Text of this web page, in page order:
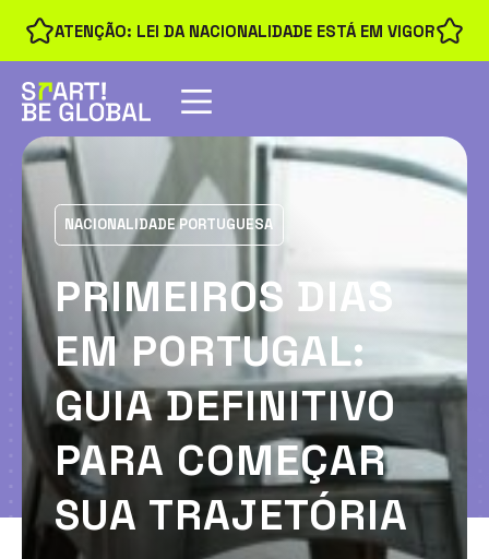
ATENÇÃO: LEI DA NACIONALIDADE ESTÁ EM VIGOR
NACIONALIDADE PORTUGUESA
PRIMEIROS DIAS
EM PORTUGAL:
GUIA DEFINITIVO
PARA COMEÇAR
SUA TRAJETÓRIA